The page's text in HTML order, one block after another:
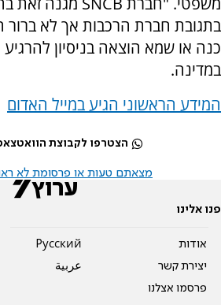
בתגובת חברת הרכבות אך לא
כנה או שמא הוצאה בניסיון
במדינה.
המידע הראשוני הגיע במייל האדום
הצטרפו לקבוצת
מצאתם טעות או פרסומת לא
פנו אלינו
אודות
יצירת קשר
פרסמו אצלנו
Pусский
عربية